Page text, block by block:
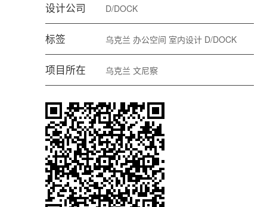
设计公司 D/DOCK
标签 乌克兰 办公空间 室内设计 D/DOCK
项目所在 乌克兰 文尼察